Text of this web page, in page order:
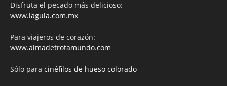
Disfruta el pecado más delicioso:
www.lagula.com.mx
Para viajeros de corazón:
www.almadetrotamundo.com
Sólo para cinéfilos de hueso colorado